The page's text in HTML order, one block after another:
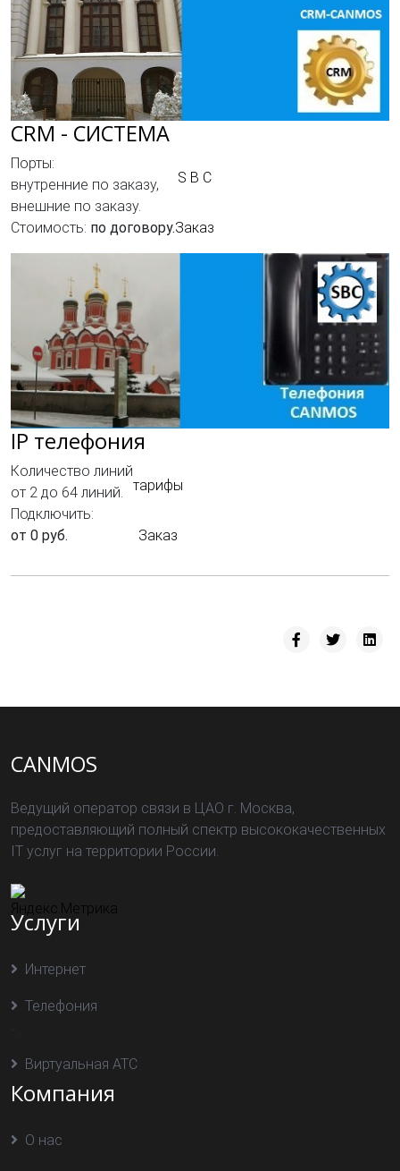
CRM - СИСТЕМА
Порты:
внутренние по заказу,
внешние по заказу.
Стоимость: по договору.
S B C
Заказ
IP телефония
Количество линий
от 2 до 64 линий.
Подключить:
от 0 руб.
тарифы
Заказ
CANMOS
Ведущий оператор связи в ЦАО г. Москва,
предоставляющий полный спектр высококачественных
IT услуг на территории России.
Услуги
Интернет
Телефония
Виртуальная АТС
Компания
О нас